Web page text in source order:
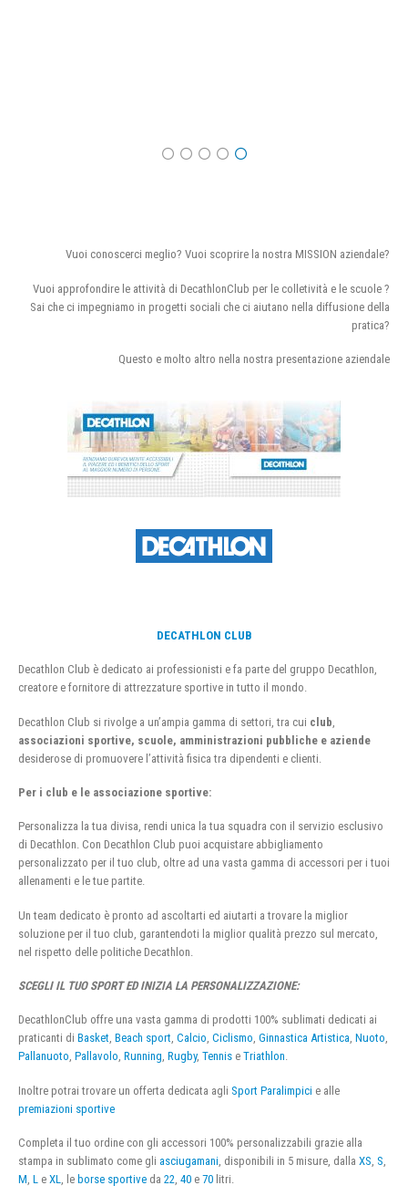
Vuoi conoscerci meglio? Vuoi scoprire la nostra MISSION aziendale?
Vuoi approfondire le attività di DecathlonClub per le colletività e le scuole ?
Sai che ci impegniamo in progetti sociali che ci aiutano nella diffusione della
pratica?
Questo e molto altro nella nostra presentazione aziendale
DECATHLON CLUB
Decathlon Club è dedicato ai professionisti e fa parte del gruppo Decathlon,
creatore e fornitore di attrezzature sportive in tutto il mondo.
Decathlon Club si rivolge a un’ampia gamma di settori, tra cui club
associazioni sportive, scuole, amministrazioni pubbliche e aziende
desiderose di promuovere l’attività fisica tra dipendenti e clienti.
Per i club e le associazione sportive:
Personalizza la tua divisa, rendi unica la tua squadra con il servizio esclusivo
di Decathlon. Con Decathlon Club puoi acquistare abbigliamento
personalizzato per il tuo club, oltre ad una vasta gamma di accessori per i tuoi
allenamenti e le tue partite.
Un team dedicato è pronto ad ascoltarti ed aiutarti a trovare la miglior
soluzione per il tuo club, garantendoti la miglior qualità prezzo sul mercato,
nel rispetto delle politiche Decathlon.
SCEGLI IL TUO SPORT ED INIZIA LA PERSONALIZZAZIONE:
DecathlonClub offre una vasta gamma di prodotti 100% sublimati dedicati ai
praticanti di Basket, Beach sport, Calcio, Ciclismo, Ginnastica Artistica, Nuoto,
Pallanuoto, Pallavolo, Running, Rugby, Tennis e Triathlon.
Inoltre potrai trovare un offerta dedicata agli Sport Paralimpici e alle
premiazioni sportive
Completa il tuo ordine con gli accessori 100% personalizzabili grazie alla
stampa in sublimato come gli asciugamani , disponibili in 5 misure, dalla XS S
M L e XL , le borse sportive da 22 40 e 70 litri.